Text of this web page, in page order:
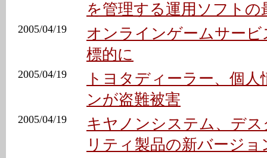
を管理する運用ソフトの
2005/04/19
オンラインゲームサービ
標的に
2005/04/19
トヨタディーラー、個
ンが盗難被害
2005/04/19
キヤノンシステム、デ
リティ製品の新バージョ